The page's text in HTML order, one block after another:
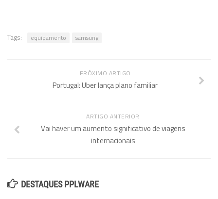
Tags: equipamento samsung
PRÓXIMO ARTIGO
Portugal: Uber lança plano familiar
ARTIGO ANTERIOR
Vai haver um aumento significativo de viagens
internacionais
DESTAQUES PPLWARE